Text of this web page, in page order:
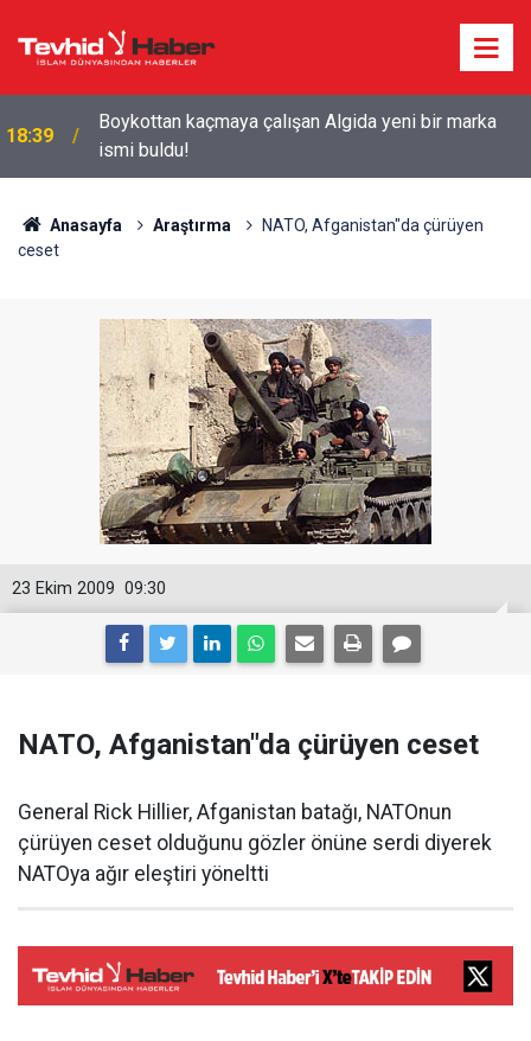
18:29
Starbucks'tan 'Tarihi' Skandal: Polisler genel
merkezi bastı!
Anasayfa Araştırma
NATO, Afganistan"da çürüyen
ceset
09:30
23 Ekim 2009
NATO, Afganistan"da çürüyen ceset
General Rick Hillier, Afganistan batağı, NATOnun
çürüyen ceset olduğunu gözler önüne serdi diyerek
NATOya ağır eleştiri yöneltti